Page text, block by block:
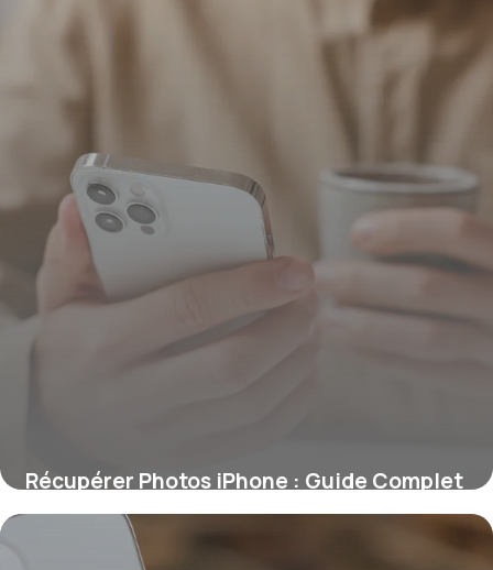
Récupérer Photos iPhone : Guide Complet
24 juin 2026